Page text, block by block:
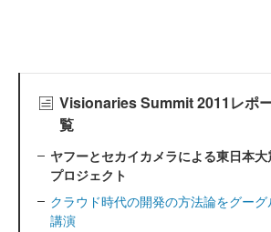
Visionaries Summit 2011レポ
覧
ヤフーとセカイカメラによる東日本
プロジェクト
クラウド時代の開発の方法論をグー
講演